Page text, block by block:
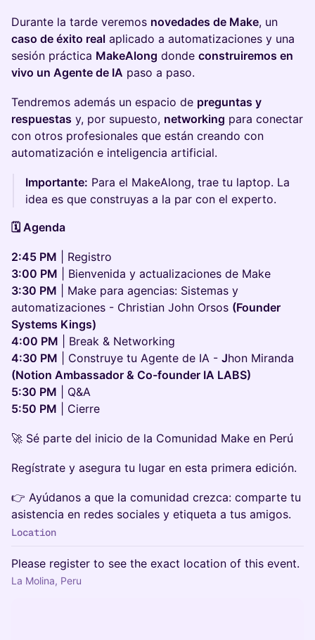
Durante la tarde veremos novedades de Make, un
caso de éxito real aplicado a automatizaciones y una
sesión práctica MakeAlong donde construiremos en
vivo un Agente de IA paso a paso.
Tendremos además un espacio de preguntas y
respuestas y, por supuesto, networking para conectar
con otros profesionales que están creando con
automatización e inteligencia artificial.
Importante: Para el MakeAlong, trae tu laptop. La
idea es que construyas a la par con el experto.
🗓️ Agenda
2:45 PM | Registro
3:00 PM | Bienvenida y actualizaciones de Make
3:30 PM | Make para agencias: Sistemas y
automatizaciones - Christian John Orsos (Founder
Systems Kings)
4:00 PM | Break & Networking
4:30 PM | Construye tu Agente de IA - Jhon Miranda
(Notion Ambassador & Co-founder IA LABS)
5:30 PM | Q&A
5:50 PM | Cierre
🚀 Sé parte del inicio de la Comunidad Make en Perú
Regístrate y asegura tu lugar en esta primera edición.
👉 Ayúdanos a que la comunidad crezca: comparte tu
asistencia en redes sociales y etiqueta a tus amigos.
Location
Please register to see the exact location of this event.
La Molina, Peru